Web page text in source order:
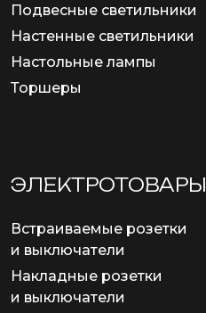
Подвесные светильники
Настенные светильники
Настольные лампы
Торшеры
ЭЛЕКТРОТОВАРЫ
Встраиваемые розетки
и выключатели
Накладные розетки
и выключатели